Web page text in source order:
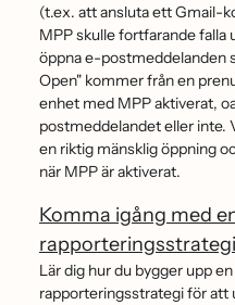
(t.ex. att ansluta ett Gmail-
MPP skulle fortfarande falla
öppna e-postmeddelanden
Open" kommer från en
enhet med MPP aktiverat,
postmeddelandet eller inte.
en riktig mänsklig öppning
när MPP är aktiverat.
Komma igång med
rapporteringsstrategi
Lär dig hur du bygger upp
rapporteringsstrategi för att